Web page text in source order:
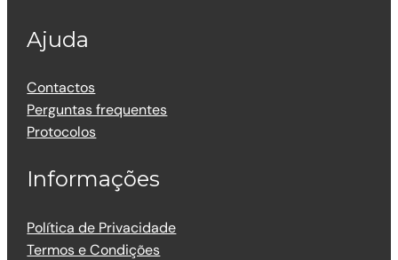
Ajuda
Contactos
Perguntas frequentes
Protocolos
Informações
Política de Privacidade
Termos e Condições